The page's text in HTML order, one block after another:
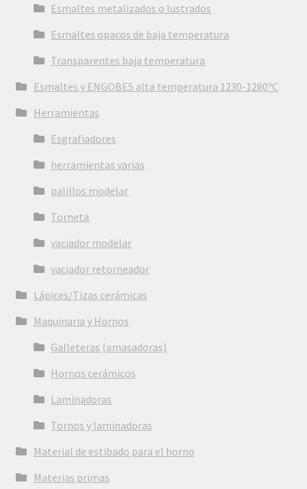
Esmaltes metalizados o lustrados
Esmaltes opacos de baja temperatura
Transparentes baja temperatura
Esmaltes y ENGOBES alta temperatura 1230-1280ºC
Herramientas
Esgrafiadores
herramientas varias
palillos modelar
Torneta
vaciador modelar
vaciador retorneador
Lápices/Tizas cerámicas
Maquinaria y Hornos
Galleteras (amasadoras)
Hornos cerámicos
Laminadoras
Tornos y laminadoras
Material de estibado para el horno
Materias primas